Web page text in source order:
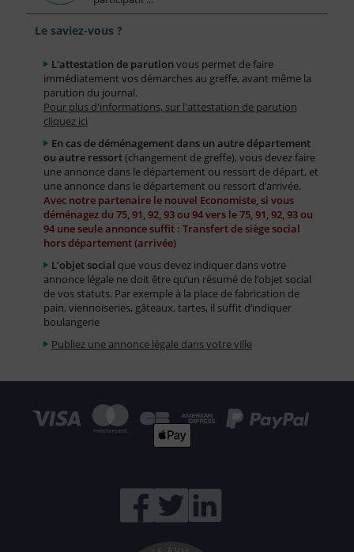
Le saviez-vous ?
L'attestation de parution vous permet de faire
immédiatement vos démarches au greffe, avant même la
parution du journal.
Pour plus d'informations, sur l'attestation de parution
cliquez ici
En cas de déménagement dans un autre département
ou autre ressort(changement de greffe), vous devez faire
une annonce dans le département ou ressort de départ, et
une annonce dans le département ou ressort d’arrivée.
Avec notre partenaire le nouvel Economiste, si vous
déménagez du 75, 91, 92, 93 ou 94 vers le 75, 91, 92, 93 ou
94 une seule annonce suffit : Transfert de siège social
hors département (arrivée)
L’objet social que vous devez indiquer dans votre
annonce légale ne doit être qu’un résumé de l’objet social
de vos statuts. Par exemple à la place de fabrication de
pain, viennoiseries, gâteaux, tartes, il suffit d’indiquer
boulangerie
Publiez une annonce légale dans votre ville